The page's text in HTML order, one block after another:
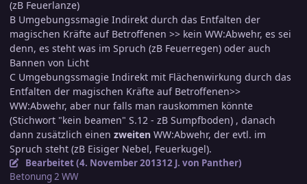
(zB Feuerlanze)
B Umgebungssmagie Indirekt durch das Entfalten der
magischen Kräfte auf Betroffenen >> kein WW:Abwehr, es sei
denn, es steht was im Spruch (zB Feuerregen) oder auch
Bannen von Licht
C Umgebungssmagie Indirekt mit Flächenwirkung durch das
Entfalten der magischen Kräfte auf Betroffenen>>
WW:Abwehr, aber nur falls man rauskommen könnte
(Stichwort "kein beamen" S.12 - zB Sumpfboden) , danach
dann zusätzlich einen zweiten WW:Abwehr, der evtl. im
Spruch steht (zB Eisiger Nebel, Feuerkugel).
Bearbeitet (4. November 201312 J. von Panther)
Betonung 2 WW